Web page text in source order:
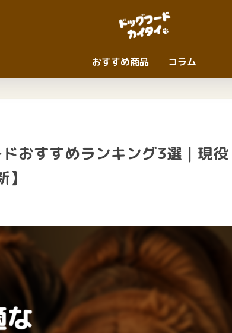
おすすめ商品 コラム
おすすめランキング3選｜現役